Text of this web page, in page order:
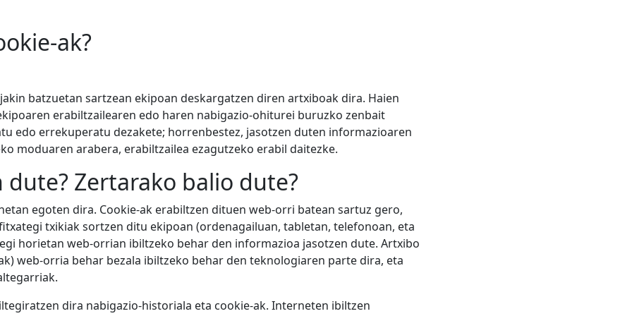
ak?
batzuetan sartzean ekipoan deskargatzen diren artxiboak dira. Haien
erabiltzailearen edo haren nabigazio-ohiturei buruzko zenbait
edo errekuperatu dezakete; horrenbestez, jasotzen duten informazioaren
moduaren arabera, erabiltzailea ezagutzeko erabil daitezke.
dute? Zertarako balio dute?
egoten dira. Cookie-ak erabiltzen dituen web-orri batean sartuz gero,
txikiak sortzen ditu ekipoan (ordenagailuan, tabletan, telefonoan, eta
horietan web-orrian ibiltzeko behar den informazioa jasotzen dute. Artxibo
web-orria behar bezala ibiltzeko behar den teknologiaren parte dira, eta
dira nabigazio-historiala eta cookie-ak. Interneten ibiltzen